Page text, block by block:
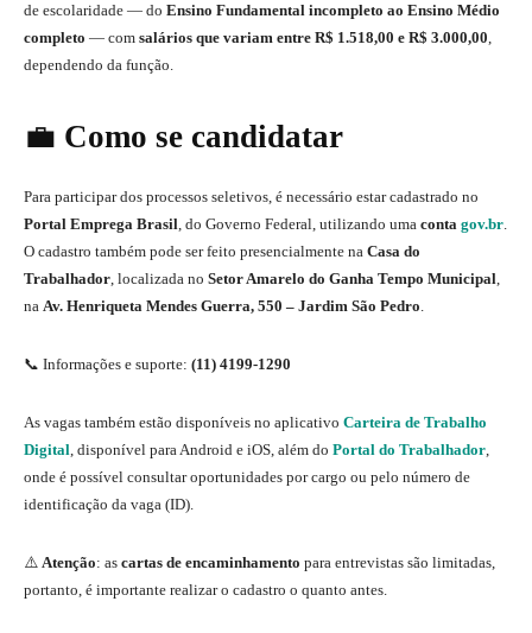
de escolaridade — do Ensino Fundamental incompleto ao Ensino Médio
completo — com salários que variam entre R$ 1.518,00 e R$ 3.000,00,
dependendo da função.
💼 Como se candidatar
Para participar dos processos seletivos, é necessário estar cadastrado no
Portal Emprega Brasil, do Governo Federal, utilizando uma conta gov.br.
O cadastro também pode ser feito presencialmente na Casa do
Trabalhador, localizada no Setor Amarelo do Ganha Tempo Municipal,
na Av. Henriqueta Mendes Guerra, 550 – Jardim São Pedro.
📞 Informações e suporte: (11) 4199-1290
As vagas também estão disponíveis no aplicativo Carteira de Trabalho
Digital, disponível para Android e iOS, além do Portal do Trabalhador,
onde é possível consultar oportunidades por cargo ou pelo número de
identificação da vaga (ID).
⚠️ Atenção: as cartas de encaminhamento para entrevistas são limitadas,
portanto, é importante realizar o cadastro o quanto antes.